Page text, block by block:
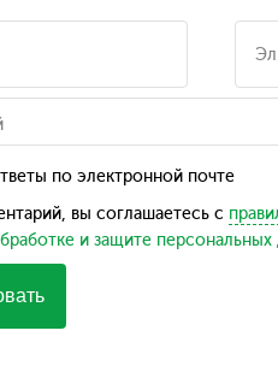
по электронной почте
вы соглашаетесь с
и защите персональных